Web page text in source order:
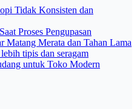
Tidak Konsisten dan
Proses Pengupasan
Matang Merata dan Tahan Lama
tipis dan seragam
untuk Toko Modern